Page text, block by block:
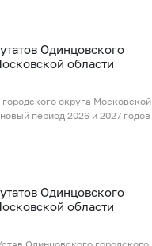
Одинцовского
области
округа Московской
период 2026 и 2027 годов
Одинцовского
области